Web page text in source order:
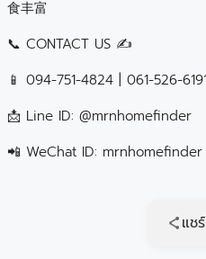
食丰富
📞 CONTACT US ✍️
📱 094-751-4824 | 061-526-
📩 Line ID: @mrnhomefinder
📲 WeChat ID: mrnhomefinder
แช